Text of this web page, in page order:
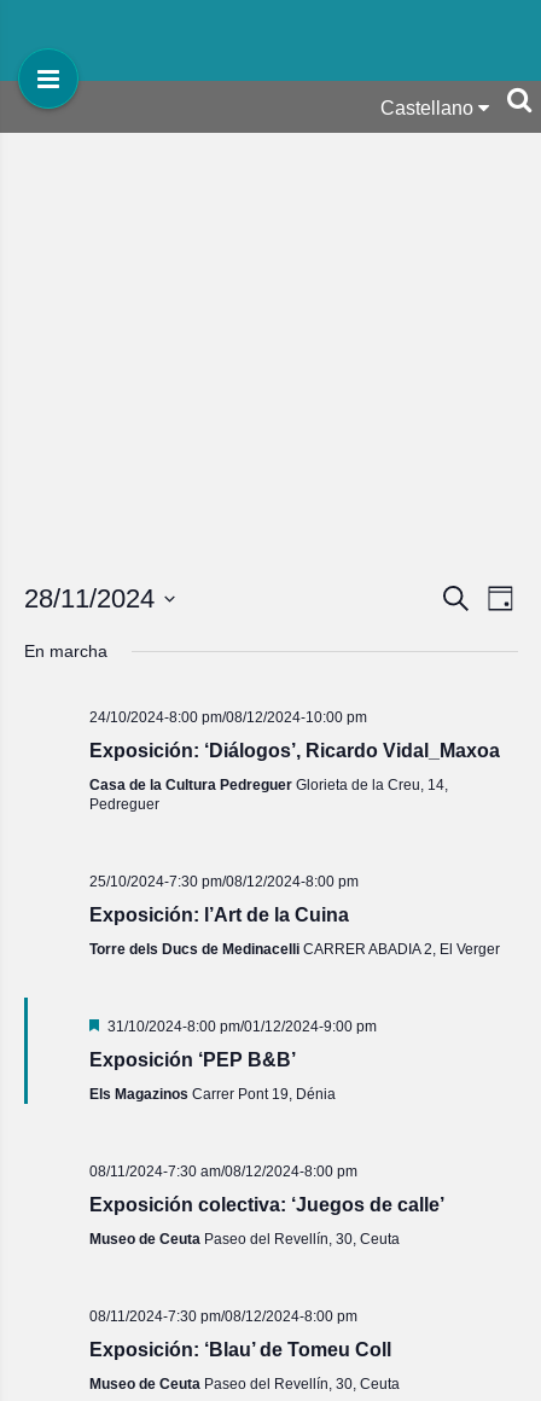
Castellano
de
Eventos
Buscar
de
de
Día
28/11/2024
fecha.
En marcha
24/10/2024-8:00 pm/08/12/2024-10:00 pm
Exposición: ‘Diálogos’, Ricardo Vidal_Maxoa
Casa de la Cultura Pedreguer Glorieta de la Creu, 14,
Pedreguer
25/10/2024-7:30 pm/08/12/2024-8:00 pm
Exposición: l’Art de la Cuina
Torre dels Ducs de Medinacelli CARRER ABADIA 2, El Verger
Destacado
31/10/2024-8:00 pm/01/12/2024-9:00 pm
Exposición ‘PEP B&B’
Els Magazinos Carrer Pont 19, Dénia
08/11/2024-7:30 am/08/12/2024-8:00 pm
Exposición colectiva: ‘Juegos de calle’
Museo de Ceuta Paseo del Revellín, 30, Ceuta
08/11/2024-7:30 pm/08/12/2024-8:00 pm
Exposición: ‘Blau’ de Tomeu Coll
Museo de Ceuta Paseo del Revellín, 30, Ceuta